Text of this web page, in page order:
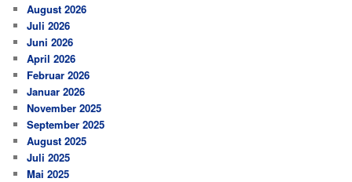
August 2026
Juli 2026
Juni 2026
April 2026
Februar 2026
Januar 2026
November 2025
September 2025
August 2025
Juli 2025
Mai 2025